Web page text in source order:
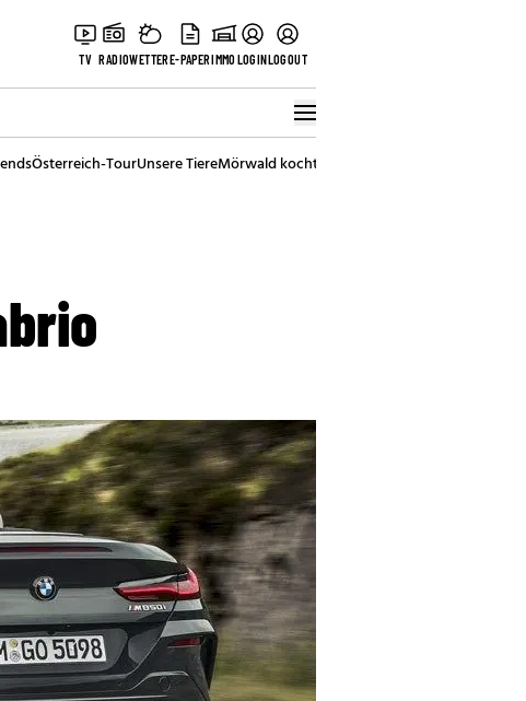
TV RADIOWETTERE-PAPERIMMOLOGINLOGOUT
Österreich-TourUnsere TiereMörwald kocht